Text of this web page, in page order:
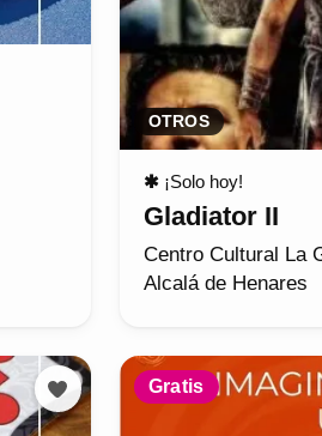
OTROS
✱ ¡Solo hoy!
Gladiator II
Centro Cultural La
Alcalá de Henares
Gratis